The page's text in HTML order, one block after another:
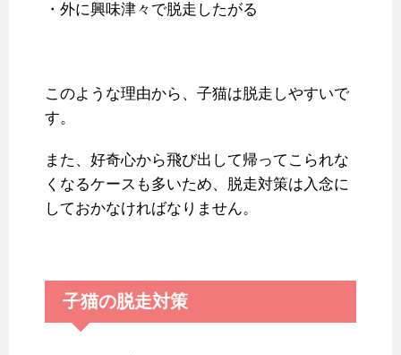
・外に興味津々で脱走したがる
このような理由から、子猫は脱走しやすいで
す。
また、好奇心から飛び出して帰ってこられな
くなるケースも多いため、脱走対策は入念に
しておかなければなりません。
子猫の脱走対策